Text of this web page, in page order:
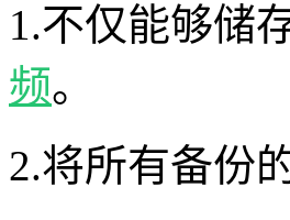
1.不仅能够储
频。
2.将所有备份